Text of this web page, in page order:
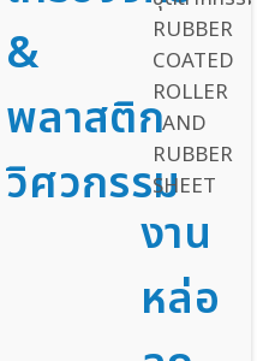
&
พลาสติก
วิศวกรรม
งาน
หล่อ